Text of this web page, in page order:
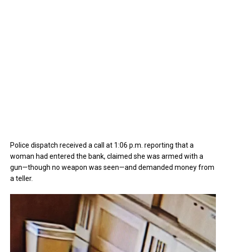
Police dispatch received a call at 1:06 p.m. reporting that a
woman had entered the bank, claimed she was armed with a
gun—though no weapon was seen—and demanded money from
a teller.